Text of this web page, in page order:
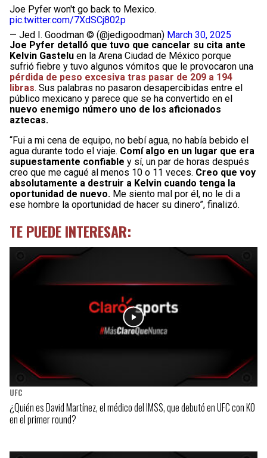
Joe Pyfer won't go back to Mexico.
pic.twitter.com/7XdSCj802p
— Jed I. Goodman © (@jedigoodman) March 30, 2025
Joe Pyfer detalló que tuvo que cancelar su cita ante
Kelvin Gastelu en la Arena Ciudad de México porque
sufrió fiebre y tuvo algunos vómitos que le provocaron una
pérdida de peso excesiva tras pasar de 209 a 194
libras. Sus palabras no pasaron desapercibidas entre el
público mexicano y parece que se ha convertido en el
nuevo enemigo número uno de los aficionados
aztecas.
“Fui a mi cena de equipo, no bebí agua, no había bebido el
agua durante todo el viaje. Comí algo en un lugar que era
supuestamente confiable y sí, un par de horas después
creo que me cagué al menos 10 o 11 veces. Creo que voy
absolutamente a destruir a Kelvin cuando tenga la
oportunidad de nuevo. Me siento mal por él, no le di a
ese hombre la oportunidad de hacer su dinero”, finalizó.
TE PUEDE INTERESAR:
UFC
¿Quién es David Martínez, el médico del IMSS, que debutó en UFC con KO
en el primer round?